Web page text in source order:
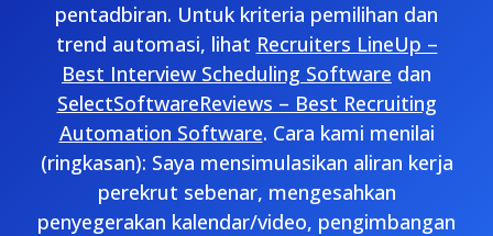
pentadbiran. Untuk kriteria pemilihan dan
trend automasi, lihat Recruiters LineUp –
Best Interview Scheduling Software dan
SelectSoftwareReviews – Best Recruiting
Automation Software. Cara kami menilai
(ringkasan): Saya mensimulasikan aliran kerja
perekrut sebenar, mengesahkan
penyegerakan kalendar/video, pengimbangan